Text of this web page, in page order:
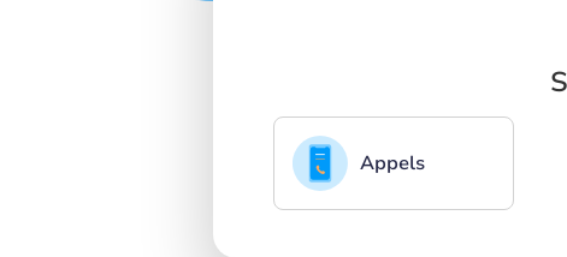
Appels